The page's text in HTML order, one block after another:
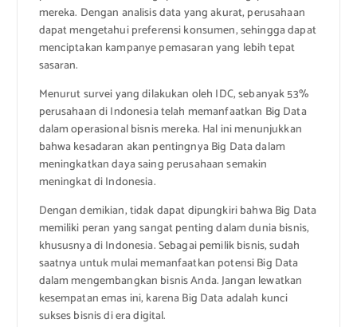
mereka. Dengan analisis data yang akurat, perusahaan
dapat mengetahui preferensi konsumen, sehingga dapat
menciptakan kampanye pemasaran yang lebih tepat
sasaran.
Menurut survei yang dilakukan oleh IDC, sebanyak 53%
perusahaan di Indonesia telah memanfaatkan Big Data
dalam operasional bisnis mereka. Hal ini menunjukkan
bahwa kesadaran akan pentingnya Big Data dalam
meningkatkan daya saing perusahaan semakin
meningkat di Indonesia.
Dengan demikian, tidak dapat dipungkiri bahwa Big Data
memiliki peran yang sangat penting dalam dunia bisnis,
khususnya di Indonesia. Sebagai pemilik bisnis, sudah
saatnya untuk mulai memanfaatkan potensi Big Data
dalam mengembangkan bisnis Anda. Jangan lewatkan
kesempatan emas ini, karena Big Data adalah kunci
sukses bisnis di era digital.